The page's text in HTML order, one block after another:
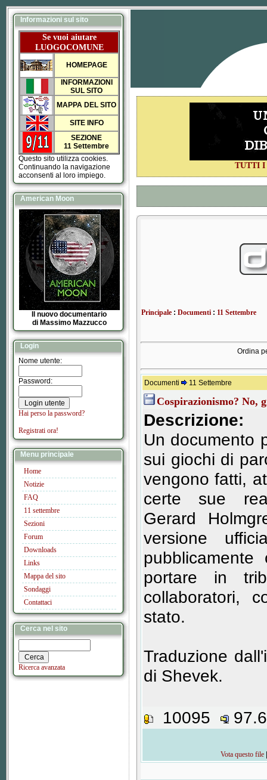
Informazioni sul sito
Se vuoi aiutare
LUOGOCOMUNE
HOMEPAGE
INFORMAZIONI
SUL SITO
MAPPA DEL SITO
SITE INFO
SEZIONE
11 Settembre
Questo sito utilizza cookies.
Continuando la navigazione
acconsenti al loro impiego.
American Moon
Il nuovo documentario
di Massimo Mazzucco
Login
Nome utente:
Password:
Hai perso la password?
Registrati ora!
Menu principale
Home
Notizie
FAQ
11 settembre
Sezioni
Forum
Downloads
Links
Mappa del sito
Sondaggi
Contattaci
Cerca nel sito
Ricerca avanzata
TUTTI I
Principale : Documenti : 11 Settembre
Ordina
Documenti 11 Settembre
Cospirazionismo? No,
Descrizione:
Un documento
sui giochi di
vengono fatti,
certe sue
Gerard
versione
portare in
collaboratori,
stato.
Traduzione
di Shevek.
10095
Vota questo file